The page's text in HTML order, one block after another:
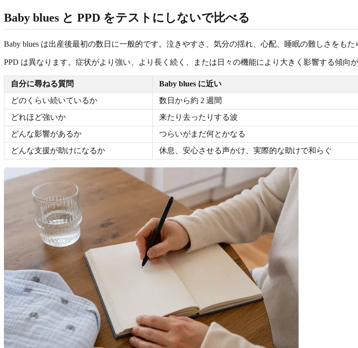
Baby blues と PPD をテストにしないで比べる
Baby blues は出産後最初の数日に一般的です。泣きやすさ、気分の揺れ、心配、睡眠の難しさをも
PPD は異なります。症状がより強い、より長く続く、または日々の機能により大きく影響する傾向
自分に尋ねる質問 Baby blues に近い
どのくらい続いているか
数日から約 2 週間
どれほど強いか
来たり去ったりする波
どんな影響があるか
つらいがまだ何とかなる
どんな支援が助けになるか
休息、安心させる声かけ、実際的な助けで和らぐ